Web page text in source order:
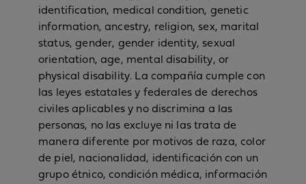
identification, medical condition, genetic
information, ancestry, religion, sex, marital
status, gender, gender identity, sexual
orientation, age, mental disability, or
physical disability. La compañía cumple con
las leyes estatales y federales de derechos
civiles aplicables y no discrimina a las
personas, no las excluye ni las trata de
manera diferente por motivos de raza, color
de piel, nacionalidad, identificación con un
grupo étnico, condición médica, información